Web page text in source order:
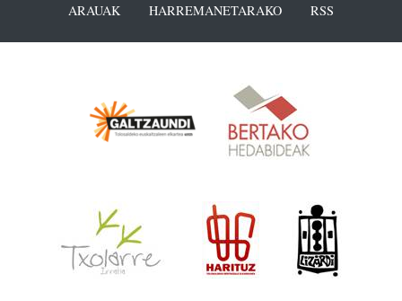
ARAUAK
HARREMANETARAKO RSS